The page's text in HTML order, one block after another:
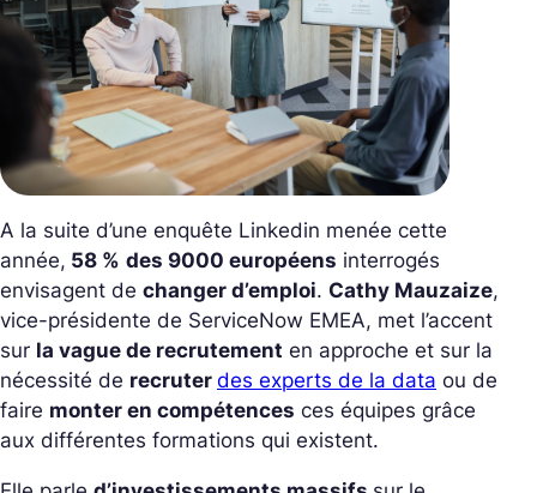
A la suite d’une enquête Linkedin menée cette
année, 58 % des 9000 européens interrogés
envisagent de changer d’emploi. Cathy Mauzaize,
vice-présidente de ServiceNow EMEA, met l’accent
sur la vague de recrutement en approche et sur la
nécessité de recruter des experts de la data ou de
faire monter en compétences ces équipes grâce
aux différentes formations qui existent.